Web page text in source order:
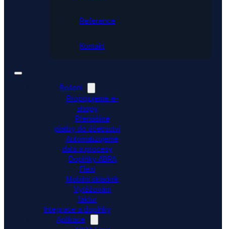
Reference
Kontakt
Řešení
Propojujeme e-
shopy
Přenášíme
platby do účetnictví
Automatizujeme
data a procesy
Doplňky ABRA
Flexi
Mobilní skladník
Vytěžování
faktur
Integrace a doplňky
Aplikace